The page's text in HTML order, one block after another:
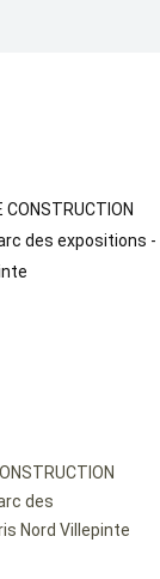
des
Nord Villepinte